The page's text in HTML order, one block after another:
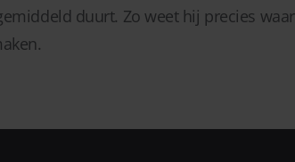
duurt. Zo weet hij precies